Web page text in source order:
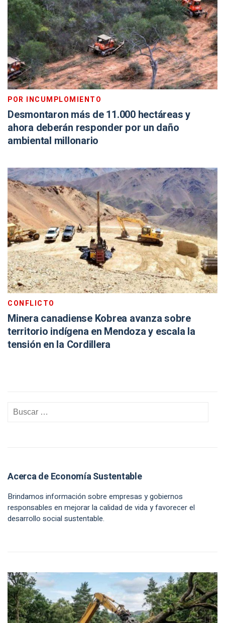
POR INCUMPLOMIENTO
Desmontaron más de 11.000 hectáreas y
ahora deberán responder por un daño
ambiental millonario
CONFLICTO
Minera canadiense Kobrea avanza sobre
territorio indígena en Mendoza y escala la
tensión en la Cordillera
Acerca de Economía Sustentable
Brindamos información sobre empresas y gobiernos
responsables en mejorar la calidad de vida y favorecer el
desarrollo social sustentable.